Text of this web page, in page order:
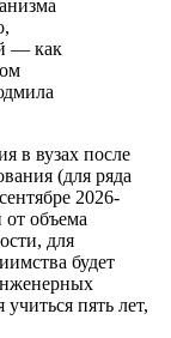
— как
в вузах после
(для ряда
2026-
от объема
для
будет
пять лет,